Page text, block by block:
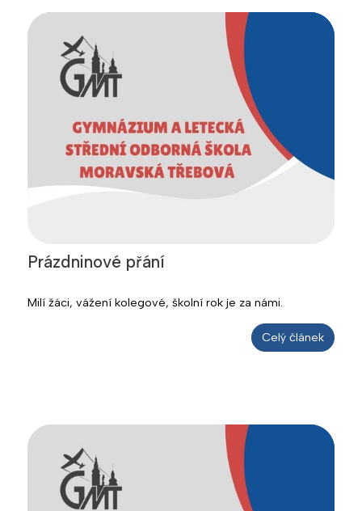
Prázdninové přání
Milí žáci, vážení kolegové, školní rok je za námi.
Celý článek